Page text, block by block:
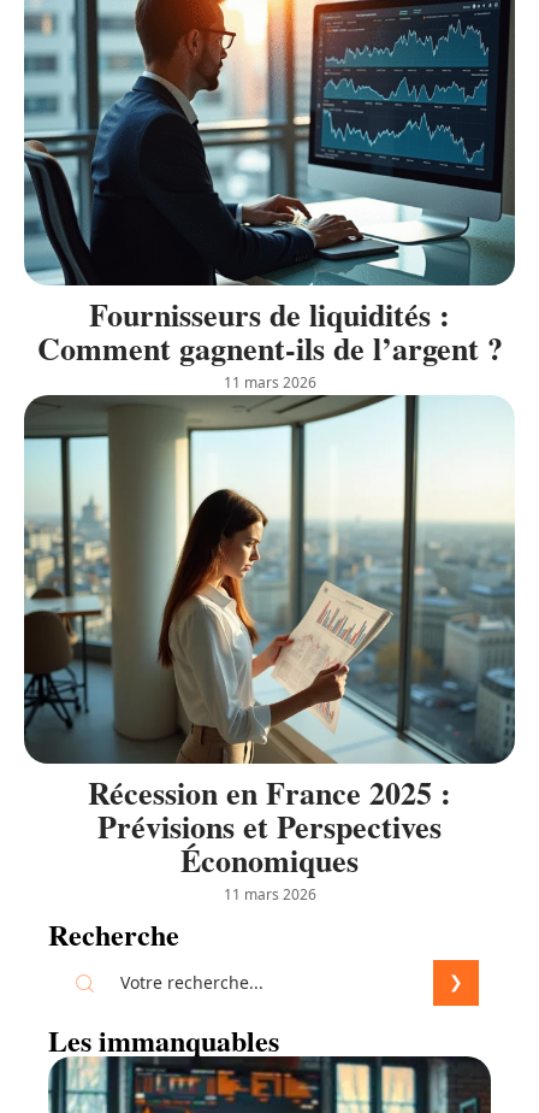
Fournisseurs de liquidités :
Comment gagnent-ils de l’argent ?
11 mars 2026
Récession en France 2025 :
Prévisions et Perspectives
Économiques
11 mars 2026
Recherche
Les immanquables